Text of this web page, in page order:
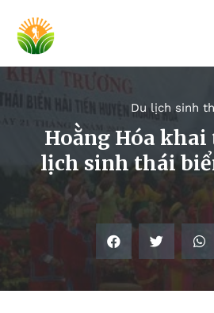
Du lịch sinh
Hoằng Hóa
lịch sinh thái